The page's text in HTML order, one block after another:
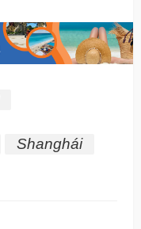
Shanghái